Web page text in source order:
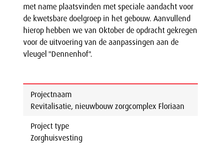
met name plaatsvinden met speciale aandacht voor
de kwetsbare doelgroep in het gebouw. Aanvullend
hierop hebben we van Oktober de opdracht gekregen
voor de uitvoering van de aanpassingen aan de
vleugel "Dennenhof".
Projectnaam
Revitalisatie, nieuwbouw zorgcomplex Floriaan
Project type
Zorghuisvesting